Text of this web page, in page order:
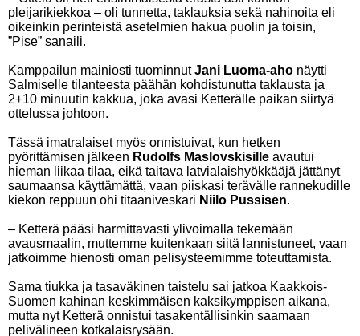
pleijarikiekkoa – oli tunnetta, taklauksia sekä nahinoita eli
oikeinkin perinteistä asetelmien hakua puolin ja toisin,
”Pise” sanaili.
Kamppailun mainiosti tuominnutJani Luoma-aho näytti
Salmiselle tilanteesta päähän kohdistunutta taklausta ja
2+10 minuutin kakkua, joka avasi Ketterälle paikan siirtyä
ottelussa johtoon.
Tässä imatralaiset myös onnistuivat, kun hetken
pyörittämisen jälkeen Rudolfs Maslovskisille avautui
hieman liikaa tilaa, eikä taitava latvialaishyökkääjä jättänyt
saumaansa käyttämättä, vaan piiskasi terävälle rannekudille
kiekon reppuun ohi titaaniveskari Niilo Pussisen.
– Ketterä pääsi harmittavasti ylivoimalla tekemään
avausmaalin, muttemme kuitenkaan siitä lannistuneet, vaan
jatkoimme hienosti oman pelisysteemimme toteuttamista.
Sama tiukka ja tasaväkinen taistelu sai jatkoa Kaakkois-
Suomen kahinan keskimmäisen kaksikymppisen aikana,
mutta nyt Ketterä onnistui tasakentällisinkin saamaan
pelivälineen kotkalaisrysään.